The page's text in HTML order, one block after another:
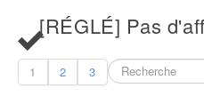
[RÉGLÉ] Pas
1 2 3